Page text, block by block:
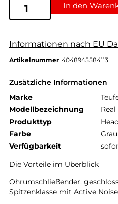
In den
Informationen nach EU
Artikelnummer 4048945584113
Zusätzliche Informationen
Marke
Modellbezeichnung
Produkttyp
Farbe
Grau
Verfügbarkeit
Die Vorteile im Überblick
Ohrumschließender,
Spitzenklasse mit Active